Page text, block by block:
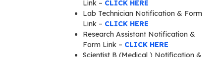
Link – CLICK HERE
Lab Technician Notification & Form
Link – CLICK HERE
Research Assistant Notification &
Form Link – CLICK HERE